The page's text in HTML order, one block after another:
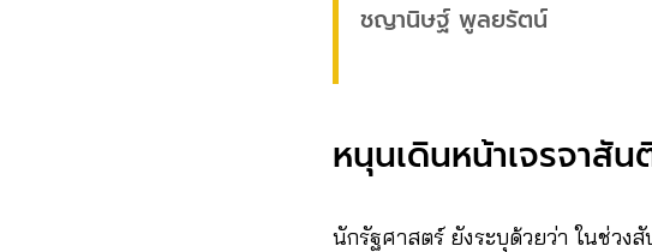
ชญานิษฐ์ พูลยรัตน์
หนุนเดินหน้าเจรจาสั
นักรัฐศาสตร์ ยังระบุด้วยว่า ในช่วง